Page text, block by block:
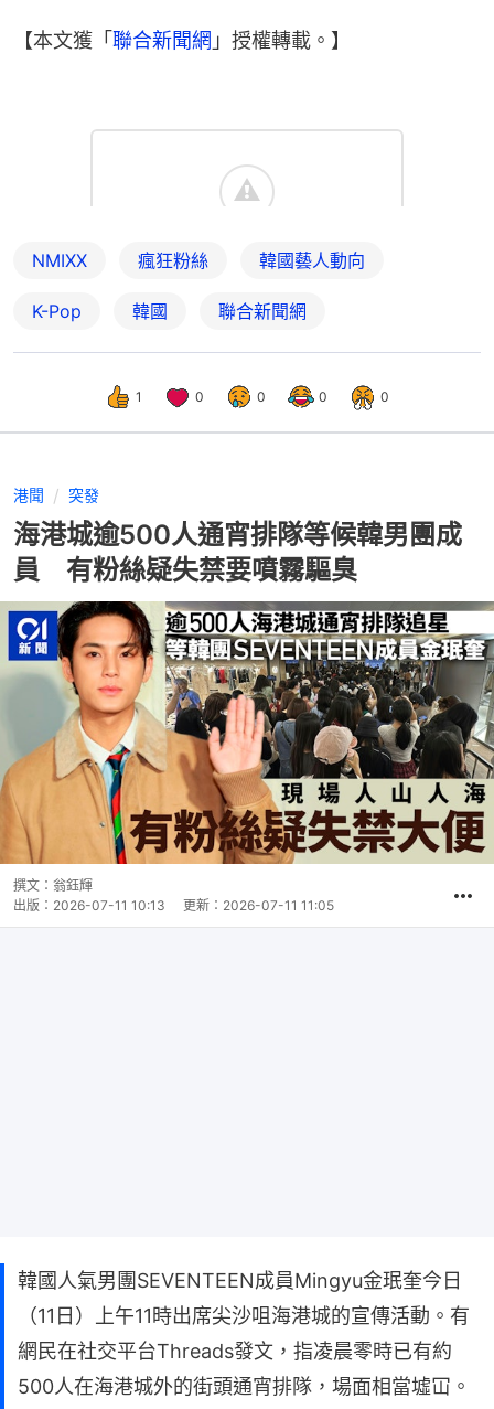
【本文獲「 聯合新聞網 」授權轉載。】
NMIXX 瘋狂粉絲 韓國藝人動向
K-Pop 韓國 聯合新聞網
1 0 0 0 0
港聞 突發
海港城逾500人通宵排隊等候韓男團成
員 有粉絲疑失禁要噴霧驅臭
撰文： 翁鈺輝
出版： 2026-07-11 10:13 更新： 2026-07-11 11:05
韓國人氣男團SEVENTEEN成員Mingyu金珉奎今日
（11日）上午11時出席尖沙咀海港城的宣傳活動。有
網民在社交平台Threads發文，指凌晨零時已有約
500人在海港城外的街頭通宵排隊，場面相當墟冚。